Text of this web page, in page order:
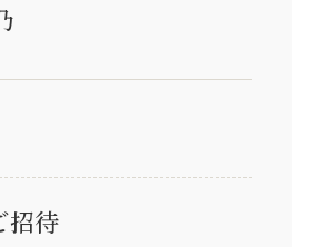
招待